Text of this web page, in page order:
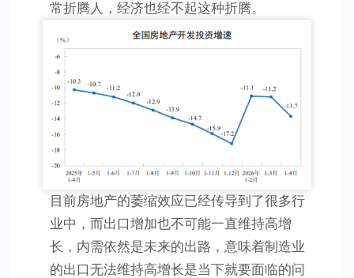
常折腾人，经济也经不起这种折腾。
目前房地产的萎缩效应已经传导到了很多行
业中，而出口增加也不可能一直维持高增
长，内需依然是未来的出路，意味着制造业
的出口无法维持高增长是当下就要面临的问